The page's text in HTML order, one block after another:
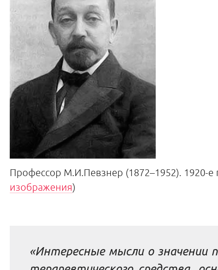
Профессор М.И.Певзнер (1872–1952). 1920-е
изображения)
«Интepecныe мыcли o знaчeнии